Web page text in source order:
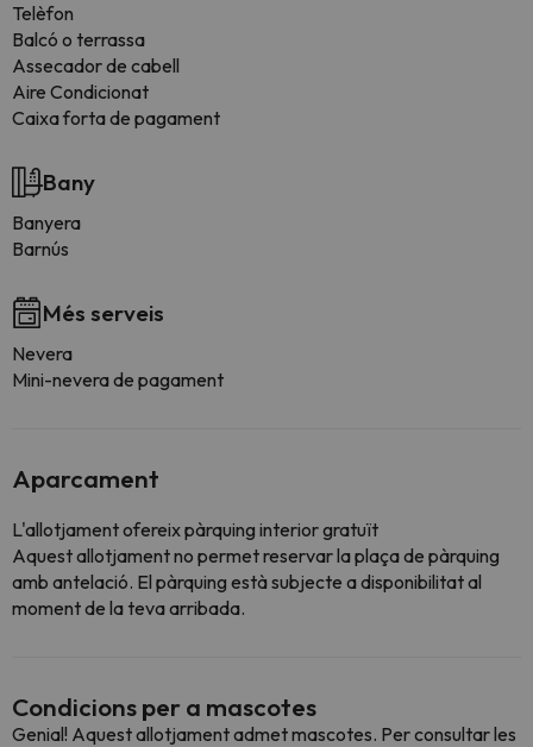
Telèfon
Balcó o terrassa
Assecador de cabell
Aire Condicionat
Caixa forta de pagament
Bany
Banyera
Barnús
Més serveis
Nevera
Mini-nevera de pagament
Aparcament
L'allotjament ofereix pàrquing interior gratuït
Aquest allotjament no permet reservar la plaça de pàrquing
amb antelació. El pàrquing està subjecte a disponibilitat al
moment de la teva arribada.
Condicions per a mascotes
Genial! Aquest allotjament admet mascotes. Per consultar les